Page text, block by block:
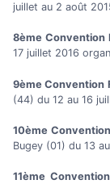
juillet au 2 août
8ème Convention
17 juillet 2016
9ème Convention
(44) du 12 au 16
10ème
Bugey (01) du 13
11ème